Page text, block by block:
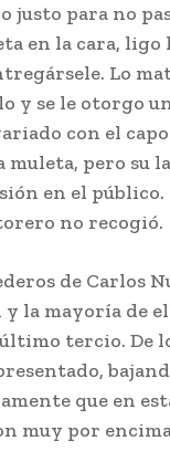
justo para no
en la cara, ligo
Lo
y se le otorgo
con el
muleta, pero su
en el
no recogió.
de Carlos
y la mayoría de
tercio. De
que en
muy por